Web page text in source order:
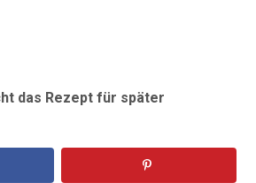
das Rezept für später